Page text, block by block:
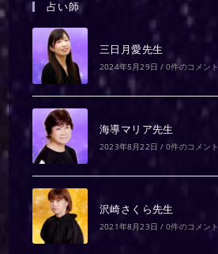
占い師
三日月愛先生
2024年5月29日 / 0件のコメント
海導マリア先生
2023年8月22日 / 0件のコメント
沢崎さくら先生
2021年8月23日 / 0件のコメント